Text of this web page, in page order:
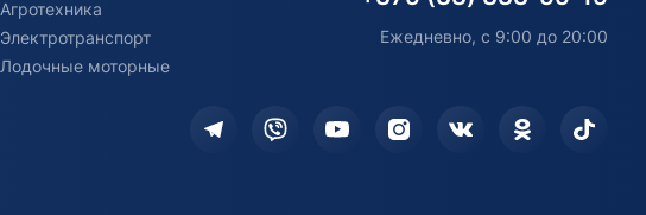
Агротехника
Электротранспорт
Лодочные моторные
Ежедневно, с 9:00 до 20:00